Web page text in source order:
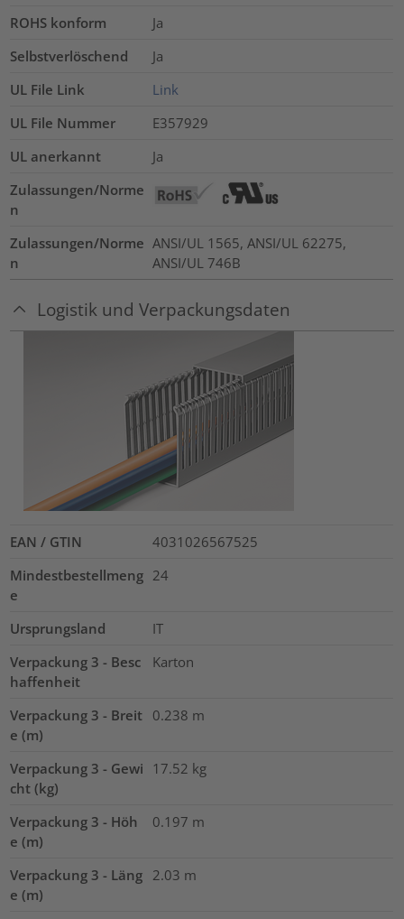
ROHS konform
Ja
Selbstverlöschend
Ja
UL File Link
Link
UL File Nummer
E357929
UL anerkannt
Ja
Zulassungen/Norme
n
Zulassungen/Norme
n
ANSI/UL 1565, ANSI/UL 62275,
ANSI/UL 746B
Logistik und Verpackungsdaten
EAN / GTIN
4031026567525
Mindestbestellmeng
e
24
Ursprungsland
IT
Verpackung 3 - Besc
haffenheit
Karton
Verpackung 3 - Breit
e (m)
0.238 m
Verpackung 3 - Gewi
cht (kg)
17.52 kg
Verpackung 3 - Höh
e (m)
0.197 m
Verpackung 3 - Läng
e (m)
2.03 m